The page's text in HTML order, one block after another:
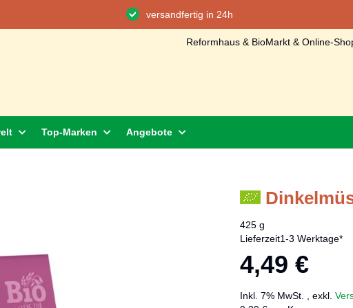
versandfertig in 24h
Reformhaus & BioMarkt & Online-
Top-Marken Angebote
425 g
Lieferzeit1-3 Werktage*
4,49 €
Inkl. 7% MwSt. exkl.